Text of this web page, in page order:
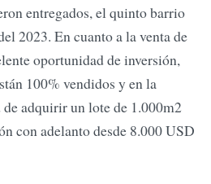
entregados, el quinto barrio
2023. En cuanto a la venta de
oportunidad de inversión,
100% vendidos y en la
adquirir un lote de 1.000m2
con adelanto desde 8.000 USD